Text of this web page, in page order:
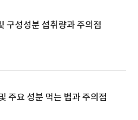
구성성분 섭취량과 주의점
주요 성분 먹는 법과 주의점